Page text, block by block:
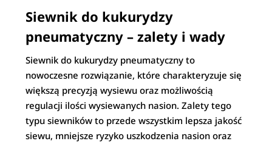
Siewnik do kukurydzy
pneumatyczny – zalety i wady
Siewnik do kukurydzy pneumatyczny to
nowoczesne rozwiązanie, które charakteryzuje się
większą precyzją wysiewu oraz możliwością
regulacji ilości wysiewanych nasion. Zalety tego
typu siewników to przede wszystkim lepsza jakość
siewu, mniejsze ryzyko uszkodzenia nasion oraz